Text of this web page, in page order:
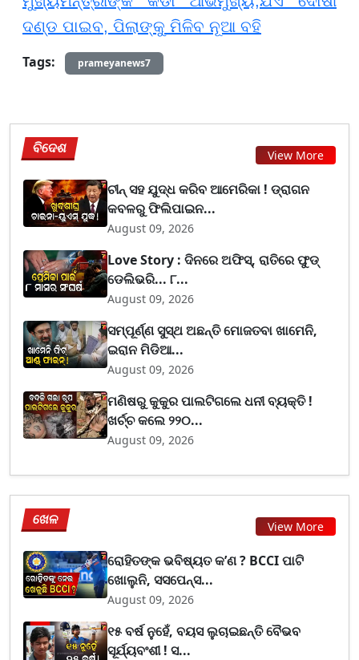
ଦଣ୍ଡ ପାଇବ, ପିଲାଙ୍କୁ ମିଳିବ ନୂଆ ବହି
Tags:
prameyanews7
ବିଦେଶ View More
ଚୀନ୍ ସହ ଯୁଦ୍ଧ କରିବ ଆମେରିକା ! ଡ୍ରାଗନ
କବଳରୁ ଫିଲିପାଇନ...
August 09, 2026
Love Story : ଦିନରେ ଅଫିସ୍, ରାତିରେ ଫୁଡ୍
ଡେଲିଭରି... ୮...
August 09, 2026
ସମ୍ପୂର୍ଣ୍ଣ ସୁସ୍ଥ ଅଛନ୍ତି ମୋଜତବା ଖାମେନି,
ଇରାନ ମିଡିଆ...
August 09, 2026
ମଣିଷରୁ କୁକୁର ପାଲଟିଗଲେ ଧନୀ ବ୍ୟକ୍ତି !
ଖର୍ଚ୍ଚ କଲେ ୨୨୦...
August 09, 2026
ଖେଳ View More
ରୋହିତଙ୍କ ଭବିଷ୍ୟତ କ’ଣ ? BCCI ପାଟି
ଖୋଲୁନି, ସସପେନ୍ସ...
August 09, 2026
୧୫ ବର୍ଷ ନୁହେଁ, ବୟସ ଲୁଚାଇଛନ୍ତି ବୈଭବ
ସୂର୍ଯ୍ୟବଂଶୀ ! ସ...